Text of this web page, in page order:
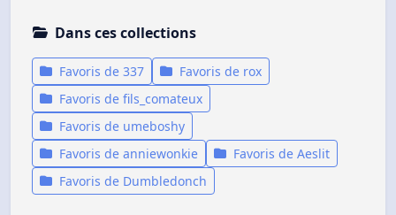
Dans ces collections
Favoris de 337
Favoris de rox
Favoris de fils_comateux
Favoris de umeboshy
Favoris de anniewonkie
Favoris de Aeslit
Favoris de Dumbledonch